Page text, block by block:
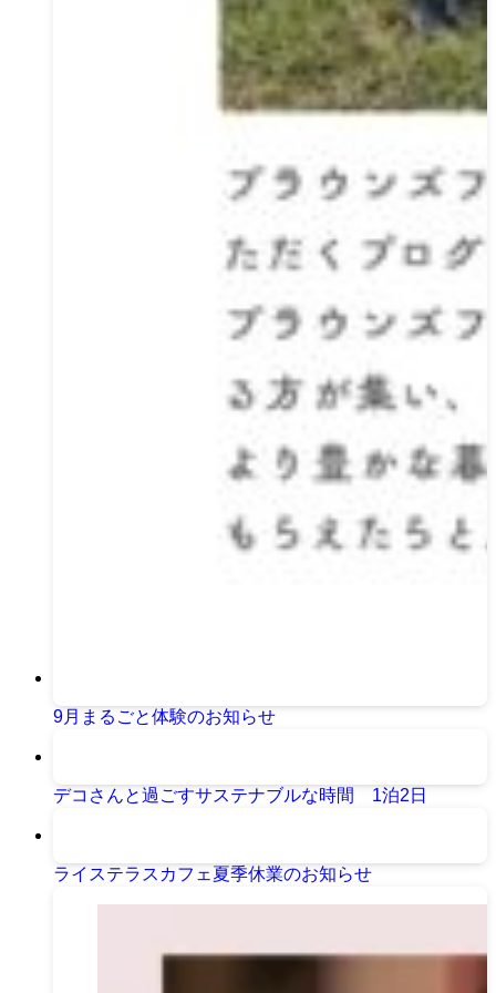
9月まるごと体験のお知らせ
デコさんと過ごすサステナブルな時間 1泊2日
ライステラスカフェ夏季休業のお知らせ